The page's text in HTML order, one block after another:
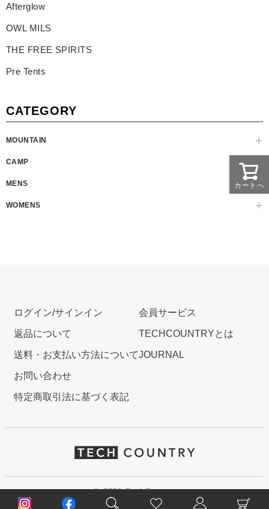
Afterglow
OWL MILS
THE FREE SPIRITS
Pre Tents
CATEGORY
MOUNTAIN
CAMP
MENS
WOMENS
カートへ
ログイン/サインイン
返品について
送料・お支払い方法について
お問い合わせ
特定商取引法に基づく表記
会員サービス
TECHCOUNTRYとは
JOURNAL
© 2021 TechCountry